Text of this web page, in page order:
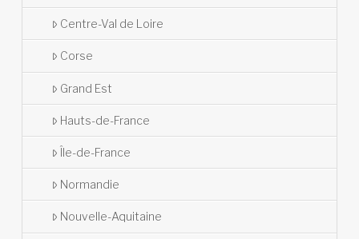
Centre-Val de Loire
Corse
Grand Est
Hauts-de-France
Île-de-France
Normandie
Nouvelle-Aquitaine